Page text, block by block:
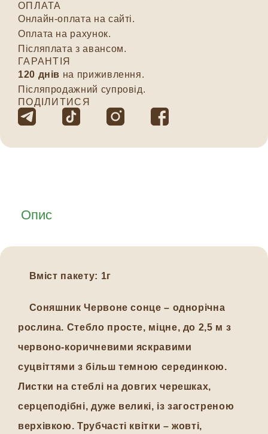
ОПЛАТА
Онлайн-оплата на сайті.
Оплата на рахунок.
Післяплата з авансом.
ГАРАНТІЯ
120 днів на приживлення.
Післяпродажний супровід.
ПОДІЛИТИСЯ
Опис
Вміст пакету: 1г
Соняшник Червоне сонце – однорічна
рослина. Стебло просте, міцне, до 2,5 м з
червоно-коричневими яскравими
суцвіттями з більш темною серединкою.
Листки на стеблі на довгих черешках,
серцеподібні, дуже великі, із загостреною
верхівкою. Трубчасті квітки – жовті,